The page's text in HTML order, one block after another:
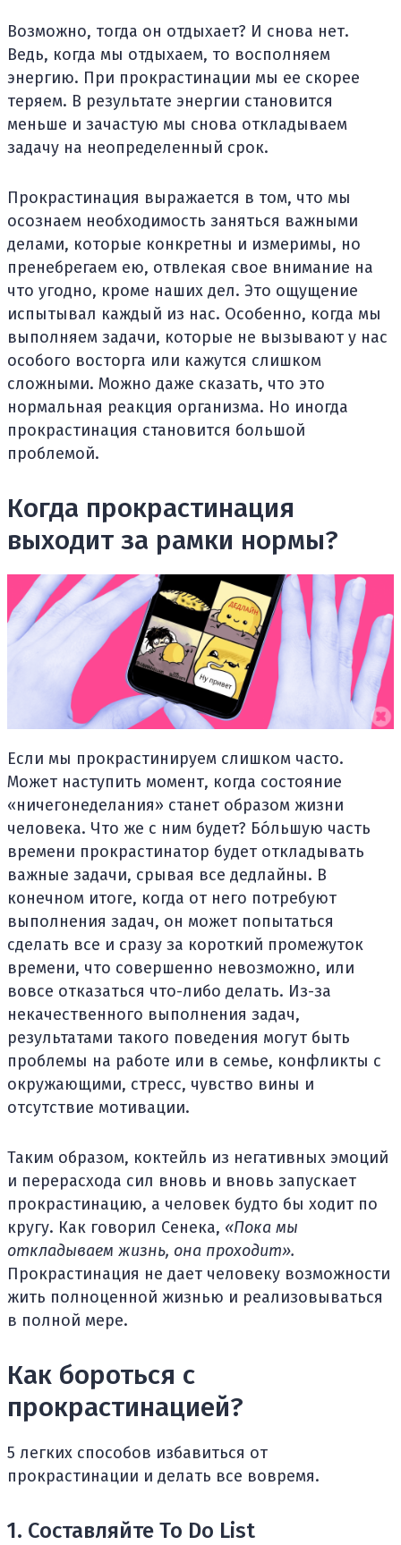
Возможно, тогда он отдыхает? И снова нет.
Ведь, когда мы отдыхаем, то восполняем
энергию. При прокрастинации мы ее скорее
теряем. В результате энергии становится
меньше и зачастую мы снова откладываем
задачу на неопределенный срок.
Прокрастинация выражается в том, что мы
осознаем необходимость заняться важными
делами, которые конкретны и измеримы, но
пренебрегаем ею, отвлекая свое внимание на
что угодно, кроме наших дел. Это ощущение
испытывал каждый из нас. Особенно, когда мы
выполняем задачи, которые не вызывают у нас
особого восторга или кажутся слишком
сложными. Можно даже сказать, что это
нормальная реакция организма. Но иногда
прокрастинация становится большой
проблемой.
Когда прокрастинация
выходит за рамки нормы?
Если мы прокрастинируем слишком часто.
Может наступить момент, когда состояние
«ничегонеделания» станет образом жизни
человека. Что же с ним будет? Бо́льшую часть
времени прокрастинатор будет откладывать
важные задачи, срывая все дедлайны. В
конечном итоге, когда от него потребуют
выполнения задач, он может попытаться
сделать все и сразу за короткий промежуток
времени, что совершенно невозможно, или
вовсе отказаться что-либо делать. Из-за
некачественного выполнения задач,
результатами такого поведения могут быть
проблемы на работе или в семье, конфликты с
окружающими, стресс, чувство вины и
отсутствие мотивации.
Таким образом, коктейль из негативных эмоций
и перерасхода сил вновь и вновь запускает
прокрастинацию, а человек будто бы ходит по
кругу. Как говорил Сенека, «Пока мы
откладываем жизнь, она проходит».
Прокрастинация не дает человеку возможности
жить полноценной жизнью и реализовываться
в полной мере.
Как бороться с
прокрастинацией?
5 легких способов избавиться от
прокрастинации и делать все вовремя.
1. Составляйте To Do List